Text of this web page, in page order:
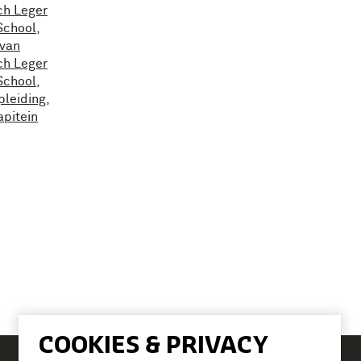
COOKIES & PRIVACY
Leger
Leger